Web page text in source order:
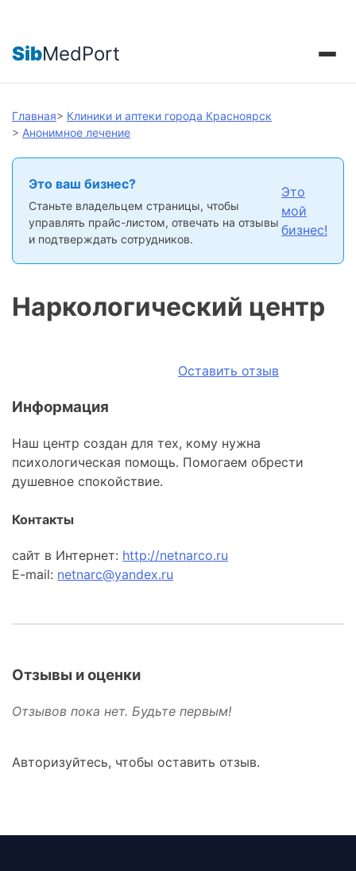
SibMedPort
Главная> Клиники и аптеки города Красноярск
> Анонимное лечение
Это ваш бизнес?
Станьте владельцем страницы, чтобы
управлять прайс-листом, отвечать на отзывы
и подтверждать сотрудников.
Это
мой
бизнес!
Наркологический центр
Оставить отзыв
Информация
Наш центр создан для тех, кому нужна
психологическая помощь. Помогаем обрести
душевное спокойствие.
Контакты
сайт в Интернет: http://netnarco.ru
E-mail: netnarc@yandex.ru
Отзывы и оценки
Отзывов пока нет. Будьте первым!
Авторизуйтесь, чтобы оставить отзыв.